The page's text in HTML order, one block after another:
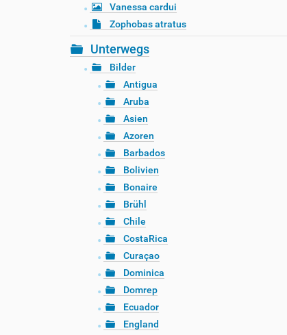
Vanessa cardui
Zophobas atratus
Unterwegs
Bilder
Antigua
Aruba
Asien
Azoren
Barbados
Bolivien
Bonaire
Brühl
Chile
CostaRica
Curaçao
Dominica
Domrep
Ecuador
England